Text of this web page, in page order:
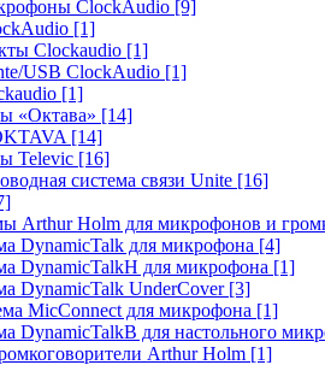
ClockAudio [9]
[1]
Clockaudio [1]
USB ClockAudio [1]
[1]
«Октава» [14]
[14]
Televic [16]
система связи Unite [16]
Arthur Holm для микрофонов и
DynamicTalk для микрофона [4]
DynamicTalkH для микрофона [1]
DynamicTalk UnderCover [3]
MicConnect для микрофона [1]
DynamicTalkB для настольного
Arthur Holm [1]